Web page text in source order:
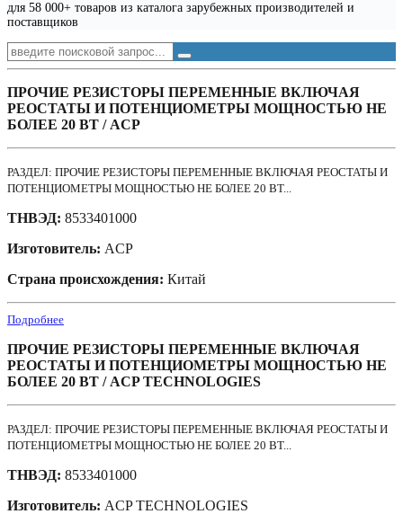
для 58 000+ товаров из каталога зарубежных производителей и
поставщиков
ПРОЧИЕ РЕЗИСТОРЫ ПЕРЕМЕННЫЕ ВКЛЮЧАЯ
РЕОСТАТЫ И ПОТЕНЦИОМЕТРЫ МОЩНОСТЬЮ НЕ
БОЛЕЕ 20 ВТ / ACP
РАЗДЕЛ: ПРОЧИЕ РЕЗИСТОРЫ ПЕРЕМЕННЫЕ ВКЛЮЧАЯ РЕОСТАТЫ И
ПОТЕНЦИОМЕТРЫ МОЩНОСТЬЮ НЕ БОЛЕЕ 20 ВТ...
ТНВЭД: 8533401000
Изготовитель: ACP
Страна происхождения: Китай
Подробнее
ПРОЧИЕ РЕЗИСТОРЫ ПЕРЕМЕННЫЕ ВКЛЮЧАЯ
РЕОСТАТЫ И ПОТЕНЦИОМЕТРЫ МОЩНОСТЬЮ НЕ
БОЛЕЕ 20 ВТ / ACP TECHNOLOGIES
РАЗДЕЛ: ПРОЧИЕ РЕЗИСТОРЫ ПЕРЕМЕННЫЕ ВКЛЮЧАЯ РЕОСТАТЫ И
ПОТЕНЦИОМЕТРЫ МОЩНОСТЬЮ НЕ БОЛЕЕ 20 ВТ...
ТНВЭД: 8533401000
Изготовитель: ACP TECHNOLOGIES